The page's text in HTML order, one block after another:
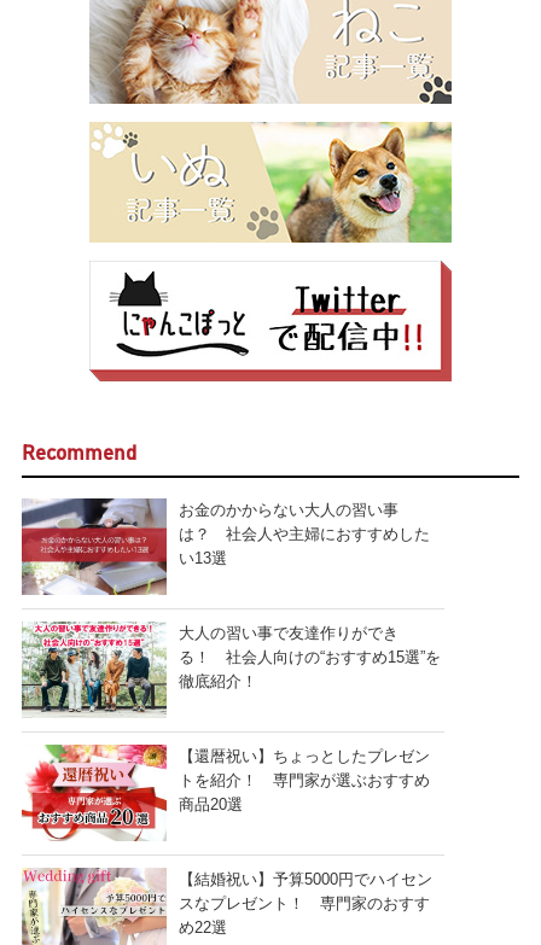
Recommend
お金のかからない大人の習い事
は？ 社会人や主婦におすすめした
い13選
大人の習い事で友達作りができ
る！ 社会人向けの“おすすめ15選”を
徹底紹介！
【還暦祝い】ちょっとしたプレゼン
トを紹介！ 専門家が選ぶおすすめ
商品20選
【結婚祝い】予算5000円でハイセン
スなプレゼント！ 専門家のおすす
め22選